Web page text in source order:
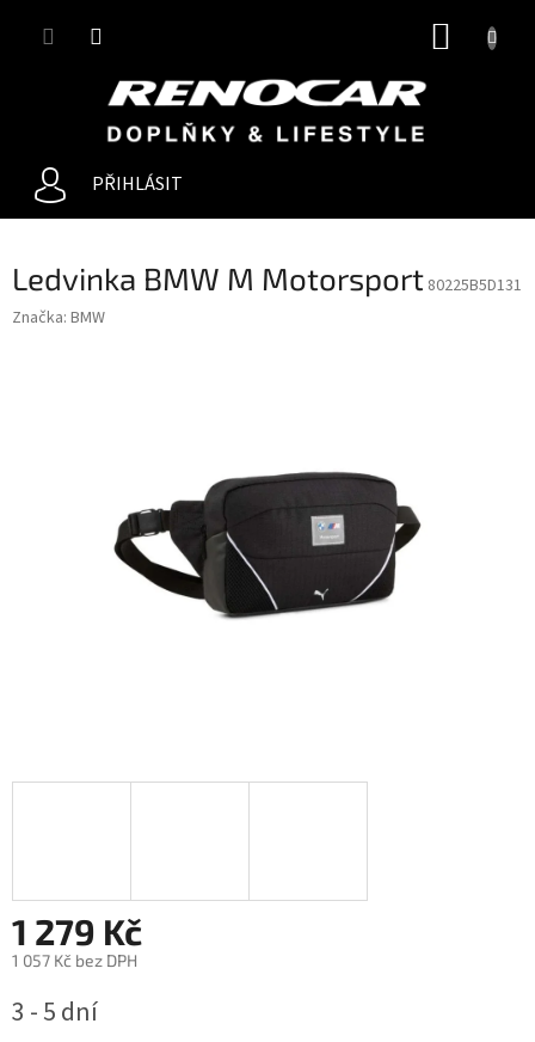
PŘIHLÁSIT
Ledvinka BMW M Motorsport 80225B5D131
Značka: BMW
1 279 Kč
1 057 Kč bez DPH
cena:
3 - 5 dní